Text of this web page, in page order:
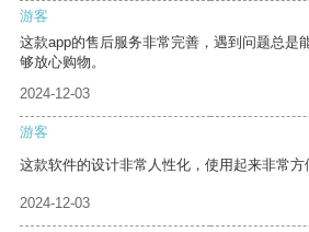
游客
这款app的售后服务非常完善，遇到问题总是
够放心购物。
2024-12-03
游客
这款软件的设计非常人性化，使用起来非常方
2024-12-03